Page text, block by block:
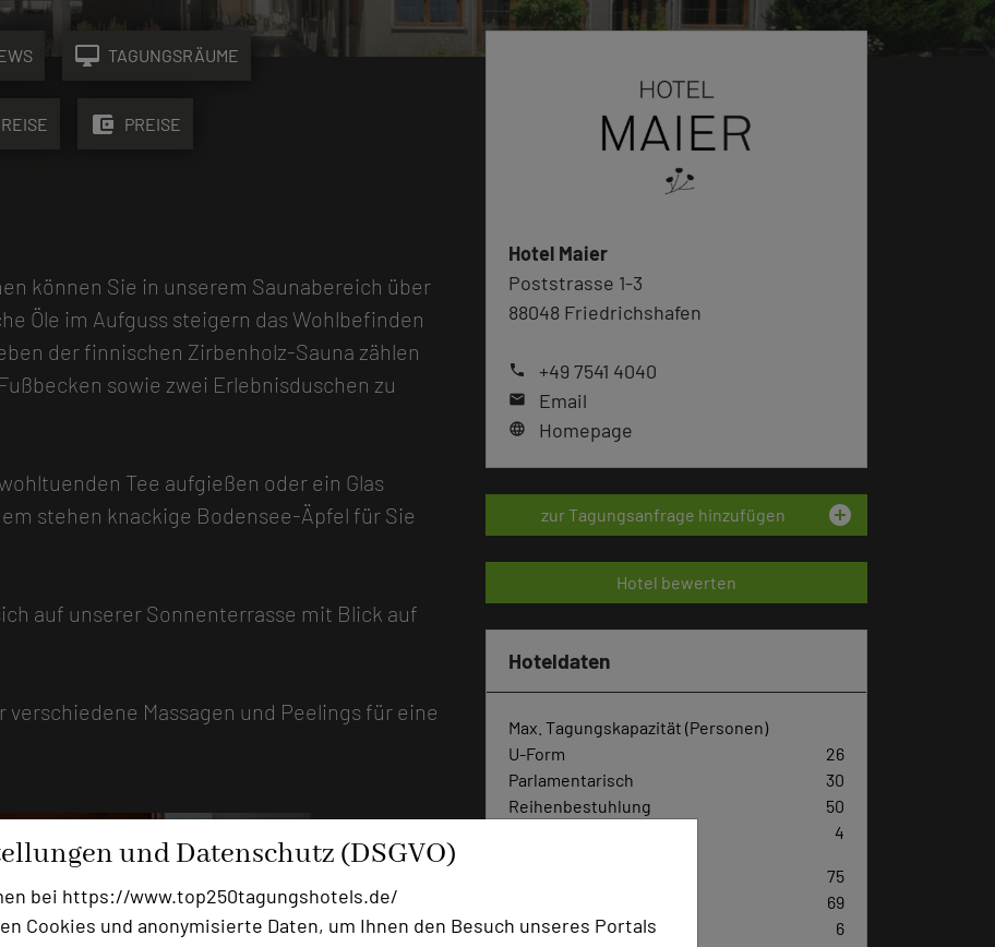
und Datenschutz (DSGVO)
bei https://www.top250tagungshotels.de/
Cookies und anonymisierte Daten, um Ihnen den Besuch unseres Portals
desktop_mac TAGUNGSRÄUME
account_balance_wallet PREISE
können Sie in unserem Saunabereich über
Öle im Aufguss steigern das Wohlbefinden
der finnischen Zirbenholz-Sauna zählen
sowie zwei Erlebnisduschen zu
Tee aufgießen oder ein Glas
stehen knackige Bodensee-Äpfel für Sie
auf unserer Sonnenterrasse mit Blick auf
Massagen und Peelings für eine
Hotel Maier
Poststrasse 1-3
88048 Friedrichshafen
phone +49 7541 4040
mail Email
language Homepage
zur Tagungsanfrage hinzufügen add_circle
Hotel bewerten
Hoteldaten
Max. Tagungskapazität (Personen)
U-Form
26
Parlamentarisch
30
Reihenbestuhlung
50
4
75
69
Einzelzimmer
6